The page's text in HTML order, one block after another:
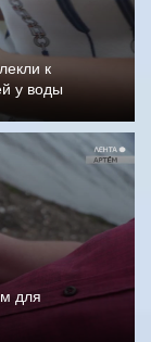
к
у воды
для